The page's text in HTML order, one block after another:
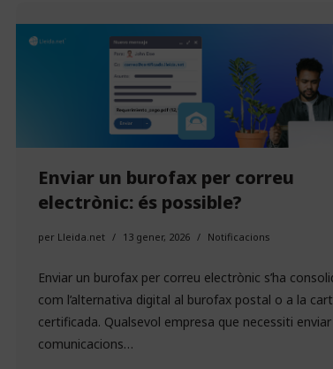
Enviar un burofax per correu
electrònic: és possible?
per Lleida.net 13 gener, 2026 Notificacions
Enviar un burofax per correu electrònic s’ha
com l’alternativa digital al burofax postal o a la
certificada. Qualsevol empresa que necessiti enviar
comunicacions…